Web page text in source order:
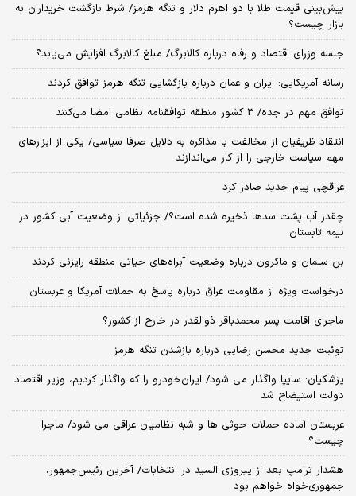
پیش‌بینی قیمت طلا با دو اهرم دلار و تنگه هرمز/ شرط بازگشت خریداران به
بازار چیست؟
جلسه وزرای اقتصاد و رفاه درباره کالابرگ/ مبلغ کالابرگ افزایش می‌یابد؟
رسانه آمریکایی: ایران و عمان درباره بازگشایی تنگه هرمز توافق کردند
توافق مهم در جده/ 3 کشور منطقه توافقنامه نظامی امضا می‌کنند
انتقاد ظریفیان از مخالفت با مذاکره به دلایل صرفا سیاسی/ یکی از ابزارهای
مهم سیاست خارجی را از کار می‌اندازند
عراقچی پیام جدید صادر کرد
چقدر آب پشت سدها ذخیره شده است؟/ جزئیاتی از وضعیت آبی کشور در
نیمه تابستان
بن سلمان و ماکرون درباره وضعیت آبراه‌های حیاتی منطقه رایزنی کردند
درخواست ویژه از مقاومت عراق درباره پاسخ به حملات آمریکا و عربستان
ماجرای اقامت پسر محمدباقر ذوالقدر در خارج از کشور؟
توئیت جدید محسن رضایی درباره بازشدن تنگه هرمز
پزشکیان: سایپا واگذار می شود/ ایران‌خودرو را که واگذار کردیم، وزیر اقتصاد
دولت استیضاح شد
عربستان آماده حملات حوثی ها و شبه نظامیان عراقی می شود/ ماجرا
چیست؟
هشدار ترامپ بعد از پیروزی السید در انتخابات/ آخرین رئیس‌جمهور،
جمهوری‌خواه خواهم بود